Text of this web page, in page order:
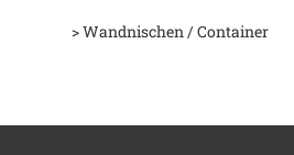
> Wandnischen / Container